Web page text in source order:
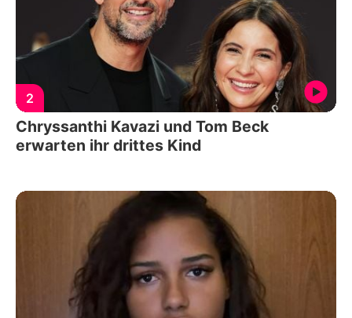
2
Chryssanthi Kavazi und Tom Beck
erwarten ihr drittes Kind